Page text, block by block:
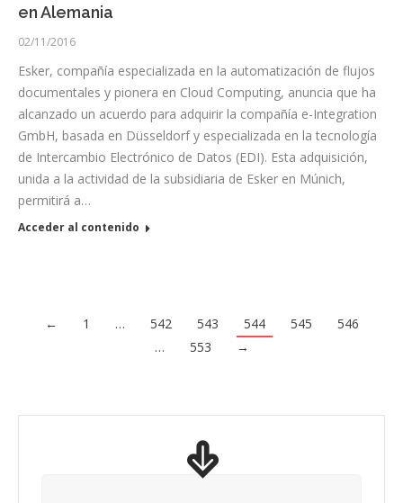
en Alemania
02/11/2016
Esker, compañía especializada en la automatización de flujos
documentales y pionera en Cloud Computing, anuncia que ha
alcanzado un acuerdo para adquirir la compañía e-Integration
GmbH, basada en Düsseldorf y especializada en la tecnología
de Intercambio Electrónico de Datos (EDI). Esta adquisición,
unida a la actividad de la subsidiaria de Esker en Múnich,
permitirá a…
Acceder al contenido
← 1 … 542 543 544 545
546
…
553 →